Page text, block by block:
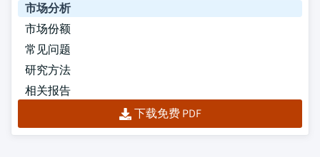
市场分析
市场份额
常见问题
研究方法
相关报告
下载免费 PDF